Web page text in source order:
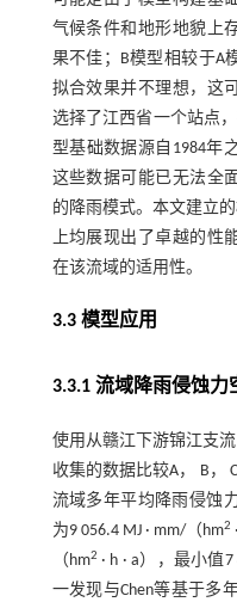
气候条件和地形地貌上
果不佳；B模型相较于A
拟合效果并不理想，这
选择了江西省一个站点
型基础数据源自1984年
这些数据可能已无法全
的降雨模式。本文建立
上均展现出了卓越的性
在该流域的适用性。
3.3 模型应用
3.3.1 流域降雨侵蚀力
使用从赣江下游锦江支流
收集的数据比较A， B，
流域多年平均降雨侵蚀
为9 056.4 MJ · mm/（hm2
（hm2 · h · a），最小值
一发现与Chen等基于多